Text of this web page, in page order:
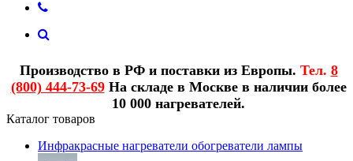
Производство в РФ и поставки из Европы. Тел. 8
(800) 444-73-69На складе в Москве в наличии более
10 000 нагревателей.
Каталог товаров
Инфракрасные нагреватели обогреватели лампы